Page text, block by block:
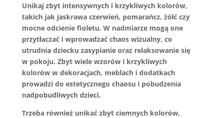
Unikaj zbyt intensywnych i krzykliwych kolorów,
takich jak jaskrawa czerwień, pomarańcz, żółć czy
mocne odcienie fioletu. W nadmiarze mogą one
przytłaczać i wprowadzać chaos wizualny, co
utrudnia dziecku zasypianie oraz relaksowanie się
w pokoju. Zbyt wiele wzorów i krzykliwych
kolorów w dekoracjach, meblach i dodatkach
prowadzi do estetycznego chaosu i pobudzenia
nadpobudliwych dzieci.
Trzeba również unikać zbyt ciemnych kolorów,